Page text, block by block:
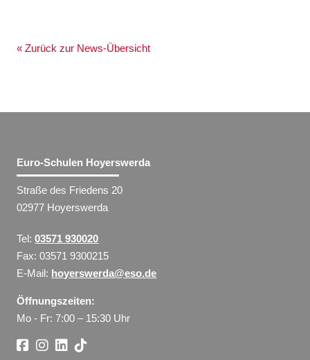
« Zurück zur News-Übersicht
Euro-Schulen Hoyerswerda
Straße des Friedens 20
02977 Hoyerswerda
Tel:03571 930020
Fax: 03571 9300215
E-Mail: hoyerswerda@eso.de
Öffnungszeiten:
Mo - Fr: 7:00 – 15:30 Uhr